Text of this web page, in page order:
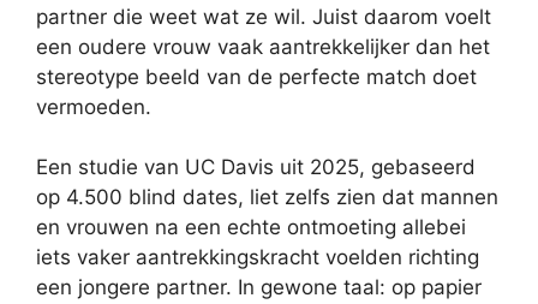
partner die weet wat ze wil. Juist daarom voelt
een oudere vrouw vaak aantrekkelijker dan het
stereotype beeld van de perfecte match doet
vermoeden.
Een studie van UC Davis uit 2025, gebaseerd
op 4.500 blind dates, liet zelfs zien dat mannen
en vrouwen na een echte ontmoeting allebei
iets vaker aantrekkingskracht voelden richting
een jongere partner. In gewone taal: op papier